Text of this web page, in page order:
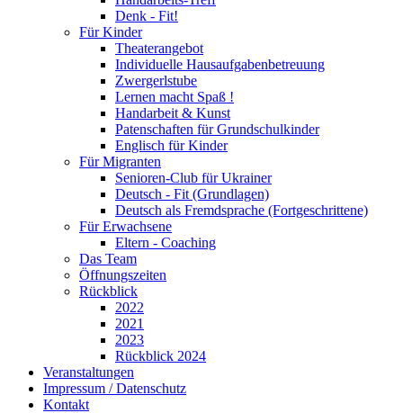
Denk - Fit!
Für Kinder
Theaterangebot
Individuelle Hausaufgabenbetreuung
Zwergerlstube
Lernen macht Spaß !
Handarbeit & Kunst
Patenschaften für Grundschulkinder
Englisch für Kinder
Für Migranten
Senioren-Club für Ukrainer
Deutsch - Fit (Grundlagen)
Deutsch als Fremdsprache (Fortgeschrittene)
Für Erwachsene
Eltern - Coaching
Das Team
Öffnungszeiten
Rückblick
2022
2021
2023
Rückblick 2024
Veranstaltungen
Impressum / Datenschutz
Kontakt